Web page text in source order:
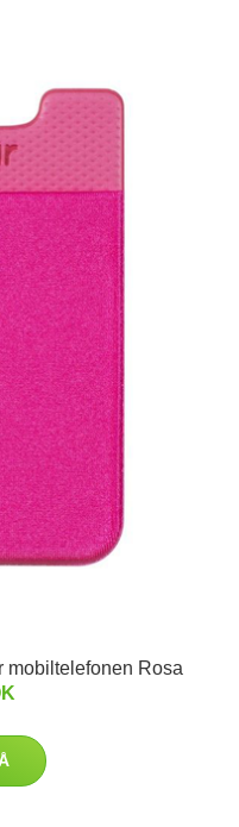
mobiltelefonen Rosa